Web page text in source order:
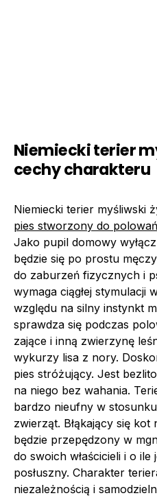
Niemiecki terier
cechy charakteru
Niemiecki terier myśliwski
pies stworzony do
Jako pupil domowy
będzie się po prostu
do zaburzeń fizycznych i
wymaga ciągłej stymulacji
względu na silny instynkt
sprawdza się podczas
zające i inną zwierzynę
wykurzy lisa z nory.
pies stróżujący. Jest
na niego bez wahania.
bardzo nieufny w
zwierząt. Błąkający się
będzie przepędzony w
do swoich właścicieli i o
posłuszny. Charakter
niezależnością i